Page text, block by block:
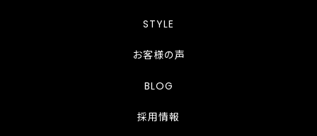
STYLE
お客様の声
BLOG
採用情報